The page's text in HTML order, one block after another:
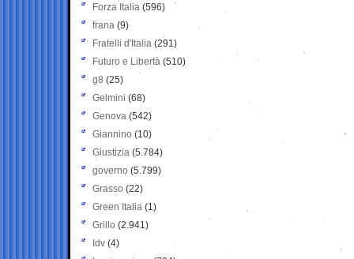
Forza Italia (596)
frana (9)
Fratelli d'Italia (291)
Futuro e Libertà (510)
g8 (25)
Gelmini (68)
Genova (542)
Giannino (10)
Giustizia (5.784)
governo (5.799)
Grasso (22)
Green Italia (1)
Grillo (2.941)
Idv (4)